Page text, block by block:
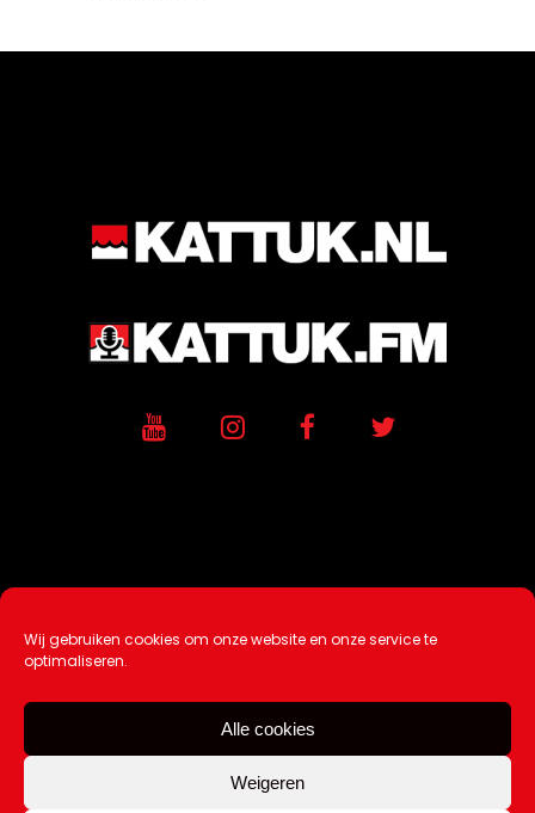
Wij gebruiken cookies om onze website en onze service te
optimaliseren.
Alle cookies
Weigeren
Ontwikkeling / Hosting doorAtSea
Over Ons |Tip de redactie
Contact